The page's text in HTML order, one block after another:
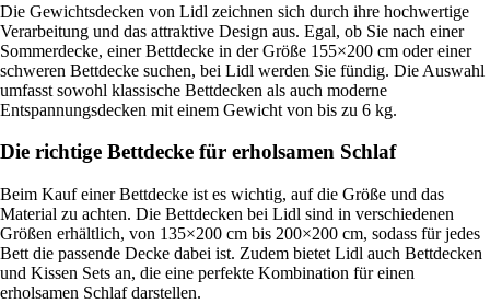
Die Gewichtsdecken von Lidl zeichnen sich durch ihre hochwertige
Verarbeitung und das attraktive Design aus. Egal, ob Sie nach einer
Sommerdecke, einer Bettdecke in der Größe 155×200 cm oder einer
schweren Bettdecke suchen, bei Lidl werden Sie fündig. Die Auswahl
umfasst sowohl klassische Bettdecken als auch moderne
Entspannungsdecken mit einem Gewicht von bis zu 6 kg.
Die richtige Bettdecke für erholsamen Schlaf
Beim Kauf einer Bettdecke ist es wichtig, auf die Größe und das
Material zu achten. Die Bettdecken bei Lidl sind in verschiedenen
Größen erhältlich, von 135×200 cm bis 200×200 cm, sodass für jedes
Bett die passende Decke dabei ist. Zudem bietet Lidl auch Bettdecken
und Kissen Sets an, die eine perfekte Kombination für einen
erholsamen Schlaf darstellen.